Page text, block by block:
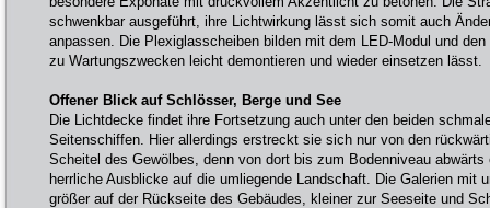
schwenkbar ausgeführt, ihre Lichtwirkung lässt sich somit auch
anpassen. Die Plexiglasscheiben bilden mit dem LED-Modul und
zu Wartungszwecken leicht demontieren und wieder einsetzen lässt.
Offener Blick auf Schlösser, Berge und See
Die Lichtdecke findet ihre Fortsetzung auch unter den beiden
Seitenschiffen. Hier allerdings erstreckt sie sich nur von den
Scheitel des Gewölbes, denn von dort bis zum Bodenniveau
herrliche Ausblicke auf die umliegende Landschaft. Die Galerien mit
größer auf der Rückseite des Gebäudes, kleiner zur Seeseite und